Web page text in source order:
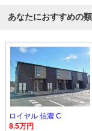
あなたにおすすめの
ロイヤル 信濃 C
8.5万円